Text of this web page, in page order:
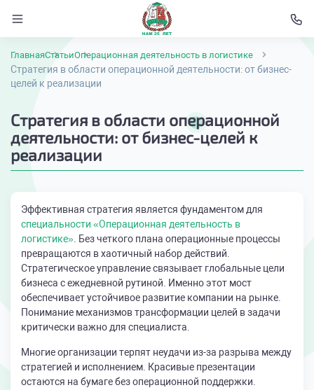
ГлавнаяСтатьиОперационная деятельность в логистике
Стратегия в области операционной деятельности: от бизнес-
целей к реализации
Стратегия в области операционной
деятельности: от бизнес-целей к
реализации
Эффективная стратегия является фундаментом для
специальности «Операционная деятельность в
логистике» . Без четкого плана операционные процессы
превращаются в хаотичный набор действий.
Стратегическое управление связывает глобальные цели
бизнеса с ежедневной рутиной. Именно этот мост
обеспечивает устойчивое развитие компании на рынке.
Понимание механизмов трансформации целей в задачи
критически важно для специалиста.
Многие организации терпят неудачи из-за разрыва между
стратегией и исполнением. Красивые презентации
остаются на бумаге без операционной поддержки.